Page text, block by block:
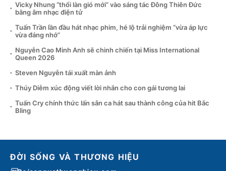
Vicky Nhung “thổi làn gió mới” vào sáng tác Đông Thiên Đức
bằng âm nhạc điện tử
Tuấn Trần lần đầu hát nhạc phim, hé lộ trải nghiệm “vừa áp lực
vừa đáng nhớ”
Nguyễn Cao Minh Anh sẽ chinh chiến tại Miss International
Queen 2026
Steven Nguyễn tái xuất màn ảnh
Thúy Diễm xúc động viết lời nhắn cho con gái tương lai
Tuấn Cry chính thức lấn sân ca hát sau thành công của hit Bắc
Bling
ĐỜI SỐNG VÀ THƯƠNG HIỆU